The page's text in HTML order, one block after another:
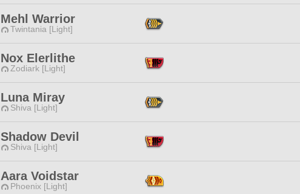
Mehl Warrior
Twintania [Light]
Nox Elerlithe
Zodiark [Light]
Luna Miray
Shiva [Light]
Shadow Devil
Shiva [Light]
Aara Voidstar
Phoenix [Light]